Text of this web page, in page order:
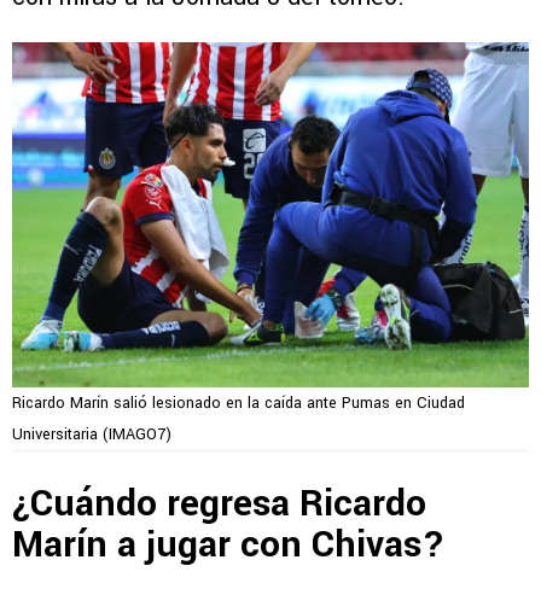
Ricardo Marín salió lesionado en la caída ante Pumas en Ciudad
Universitaria (IMAGO7)
¿Cuándo regresa Ricardo
Marín a jugar con Chivas?